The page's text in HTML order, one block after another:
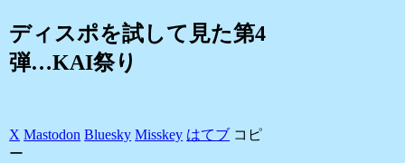
ディスポを試して見た第4
弾…KAI祭り
X Mastodon Bluesky Misskey はてブ コピ
ー